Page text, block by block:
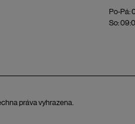
Po-Pá:
So:
práva vyhrazena.